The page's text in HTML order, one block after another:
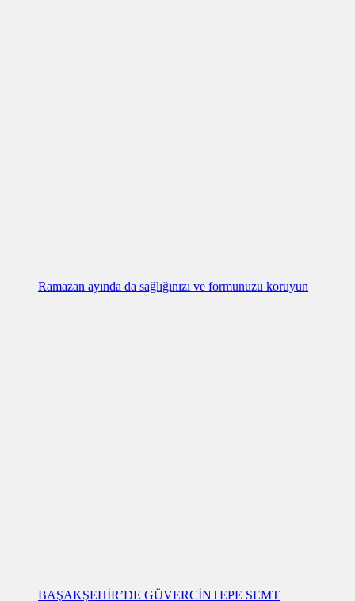
Ramazan ayında da sağlığınızı ve formunuzu koruyun
BAŞAKŞEHİR’DE GÜVERCİNTEPE SEMT